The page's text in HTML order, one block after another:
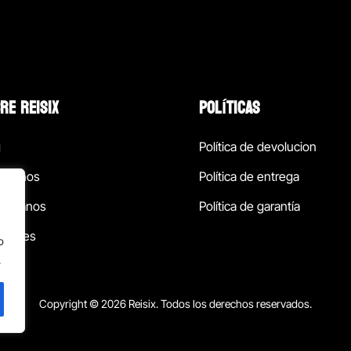
REISIX POLÍTICAS
Política de devolucion
Política de entrega
Política de garantía
Copyright © 2026 Reisix. Todos los derechos reservados.